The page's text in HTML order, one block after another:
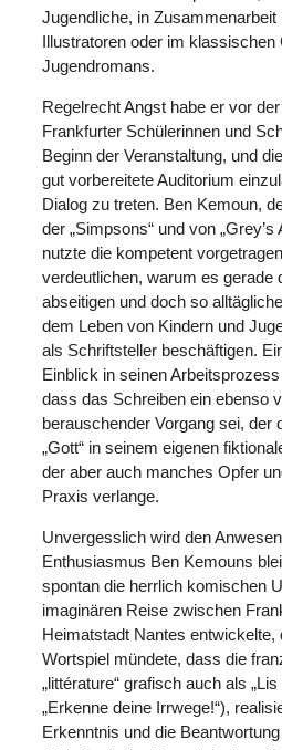
Jugendliche, in Zusammenarbeit
Illustratoren oder im klassischen
Jugendromans.
Regelrecht Angst habe er vor
Frankfurter Schülerinnen und
Beginn der Veranstaltung, und
gut vorbereitete Auditorium
Dialog zu treten. Ben Kemoun,
der „Simpsons“ und von
nutzte die kompetent
verdeutlichen, warum es gerade
abseitigen und doch so
dem Leben von Kindern und
als Schriftsteller beschäftigen.
Einblick in seinen
dass das Schreiben ein ebenso
berauschender Vorgang sei, der
„Gott“ in seinem eigenen
der aber auch manches Opfer
Praxis verlange.
Unvergesslich wird den
Enthusiasmus Ben Kemouns
spontan die herrlich komischen
imaginären Reise zwischen
Heimatstadt Nantes entwickelte,
Wortspiel mündete, dass die
„littérature“ grafisch auch als
„Erkenne deine Irrwege!“),
Erkenntnis und die